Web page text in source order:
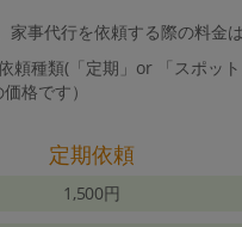
家事代行を依頼する際の料金
頼種類(「定期」or 「スポッ
格です）
定期依頼
1,500円